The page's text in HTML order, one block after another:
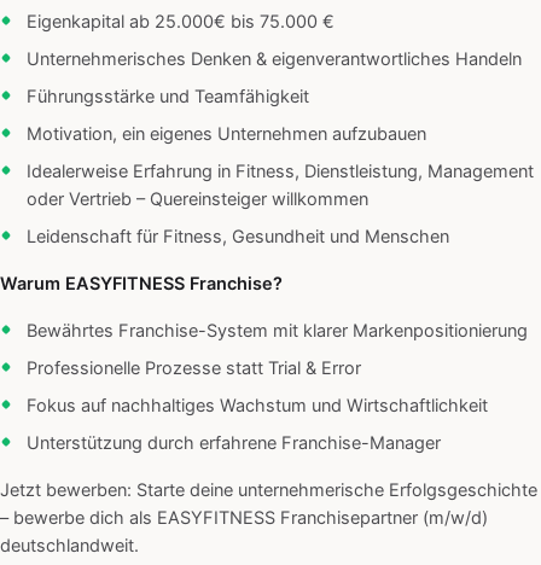
Eigenkapital ab 25.000€ bis 75.000 €
Unternehmerisches Denken & eigenverantwortliches Handeln
Führungsstärke und Teamfähigkeit
Motivation, ein eigenes Unternehmen aufzubauen
Idealerweise Erfahrung in Fitness, Dienstleistung, Management
oder Vertrieb – Quereinsteiger willkommen
Leidenschaft für Fitness, Gesundheit und Menschen
Warum EASYFITNESS Franchise?
Bewährtes Franchise-System mit klarer Markenpositionierung
Professionelle Prozesse statt Trial & Error
Fokus auf nachhaltiges Wachstum und Wirtschaftlichkeit
Unterstützung durch erfahrene Franchise-Manager
Jetzt bewerben: Starte deine unternehmerische Erfolgsgeschichte
– bewerbe dich als EASYFITNESS Franchisepartner (m/w/d)
deutschlandweit.